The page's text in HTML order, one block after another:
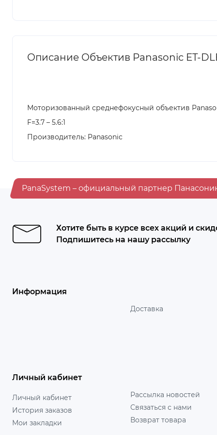
Описание Объектив Panasonic ET-
Моторизованный среднефокусный объектив
F=3.7 – 5.6:1
Производитель: Panasonic
PanaSystem – официальный партнер
Хотите быть в курсе всех акций и
Подпишитесь на нашу рассылку
Информация
Доставка
Личный кабинет
Личный кабинет
История заказов
Мои закладки
Рассылка новостей
Связаться с нами
Возврат товара